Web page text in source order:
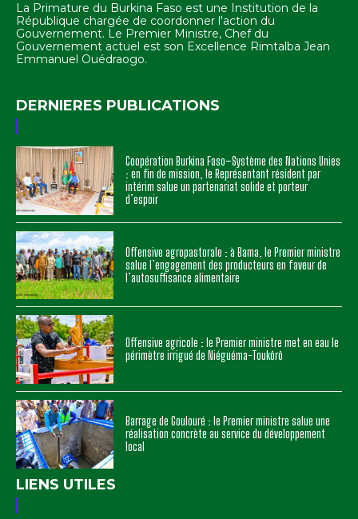
La Primature du Burkina Faso est une Institution de la
République chargée de coordonner l'action du
Gouvernement. Le Premier Ministre, Chef du
Gouvernement actuel est son Excellence Rimtalba Jean
Emmanuel Ouédraogo.
DERNIERES PUBLICATIONS
Coopération Burkina Faso–Système des Nations Unies
: en fin de mission, le Représentant résident par
intérim salue un partenariat solide et porteur
d’espoir
Offensive agropastorale : à Bama, le Premier ministre
salue l’engagement des producteurs en faveur de
l’autosuffisance alimentaire
Offensive agricole : le Premier ministre met en eau le
périmètre irrigué de Niéguéma-Toukôrô
Barrage de Goulouré : le Premier ministre salue une
réalisation concrète au service du développement
local
LIENS UTILES